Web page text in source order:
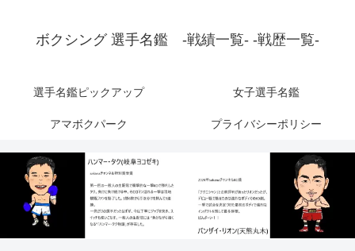
ボクシング 選手名鑑 -戦績一覧- -戦歴一覧-
選手名鑑ピックアップ 女子選手名鑑
アマボクパーク プライバシーポリシー